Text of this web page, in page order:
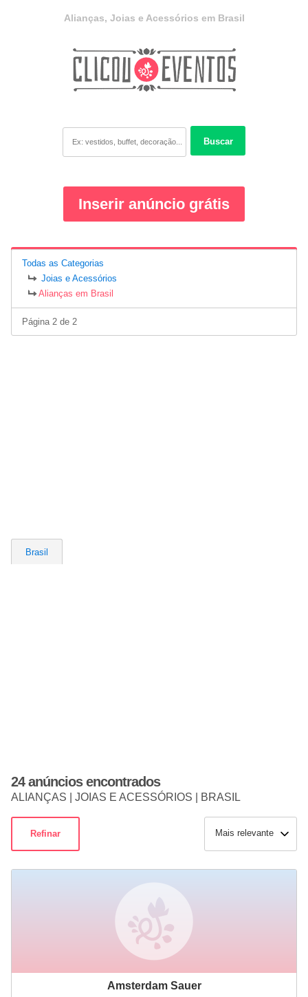
Alianças, Joias e Acessórios em Brasil
Buscar
Inserir anúncio grátis
Todas as Categorias
Joias e Acessórios
Alianças em Brasil
Página 2 de 2
Brasil
24 anúncios encontrados
ALIANÇAS | JOIAS E ACESSÓRIOS | BRASIL
Refinar Mais relevante
Amsterdam Sauer